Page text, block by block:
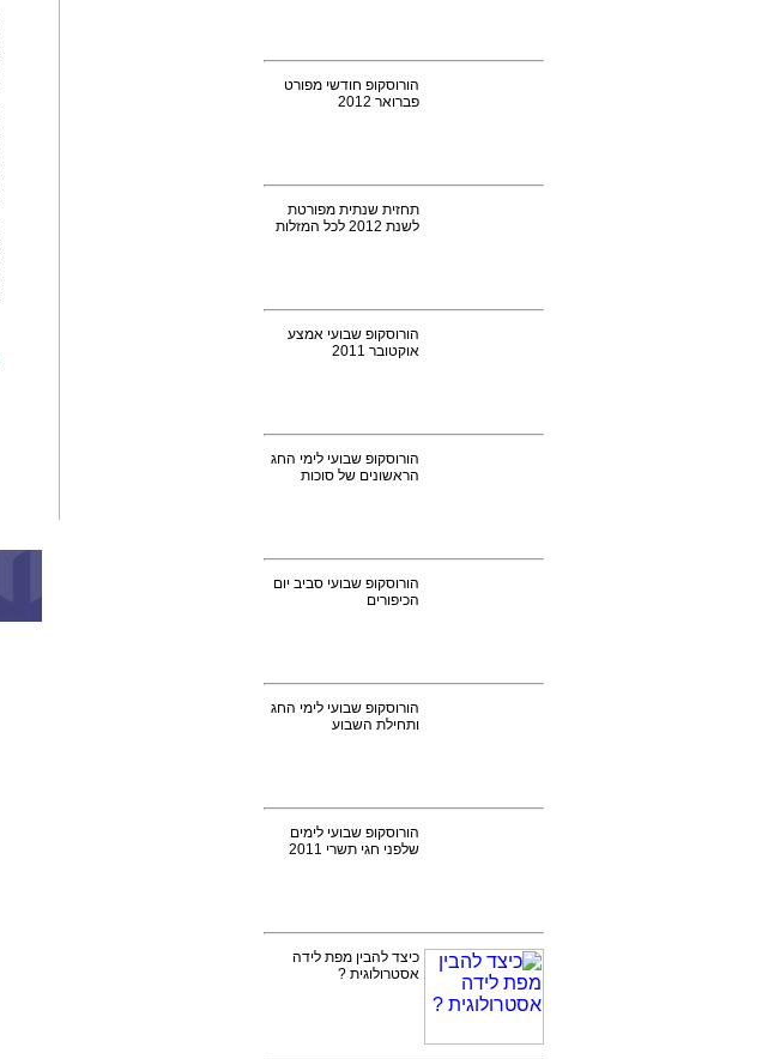
הורוסקופ חודשי מפורט
פברואר 2012
תחזית שנתית מפורטת
לשנת 2012 לכל המזלות
הורוסקופ שבועי אמצע
אוקטובר 2011
הורוסקופ שבועי לימי החג
הראשונים של סוכות
הורוסקופ שבועי סביב יום
הכיפורים
הורוסקופ שבועי לימי החג
ותחילת השבוע
הורוסקופ שבועי לימים
שלפני חגי תשרי 2011
כיצד להבין מפת לידה
אסטרולוגית ?